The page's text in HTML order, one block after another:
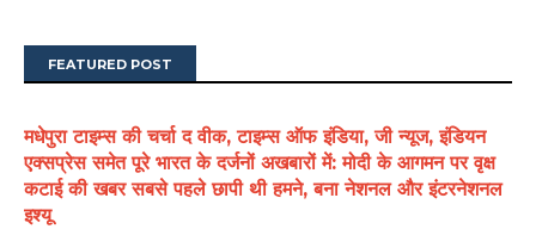
FEATURED POST
मधेपुरा टाइम्स की चर्चा द वीक, टाइम्स ऑफ इंडिया, जी न्यूज, इंडियन
एक्सप्रेस समेत पूरे भारत के दर्जनों अखबारों में: मोदी के आगमन पर वृक्ष
कटाई की खबर सबसे पहले छापी थी हमने, बना नेशनल और इंटरनेशनल
इश्यू